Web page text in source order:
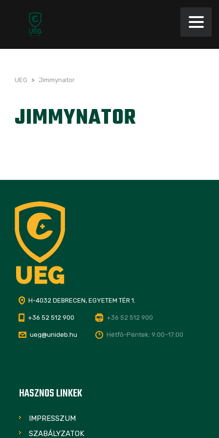
UEG > Jimmynator
JIMMYNATOR
H-4032 DEBRECEN, EGYETEM TÉR 1.
+36 52 512 900 +36 52 512 900
ueg@unideb.hu Hétfő–Péntek: 9:00–17:00
HASZNOS LINKEK
IMPRESSZUM
SZABÁLYZATOK